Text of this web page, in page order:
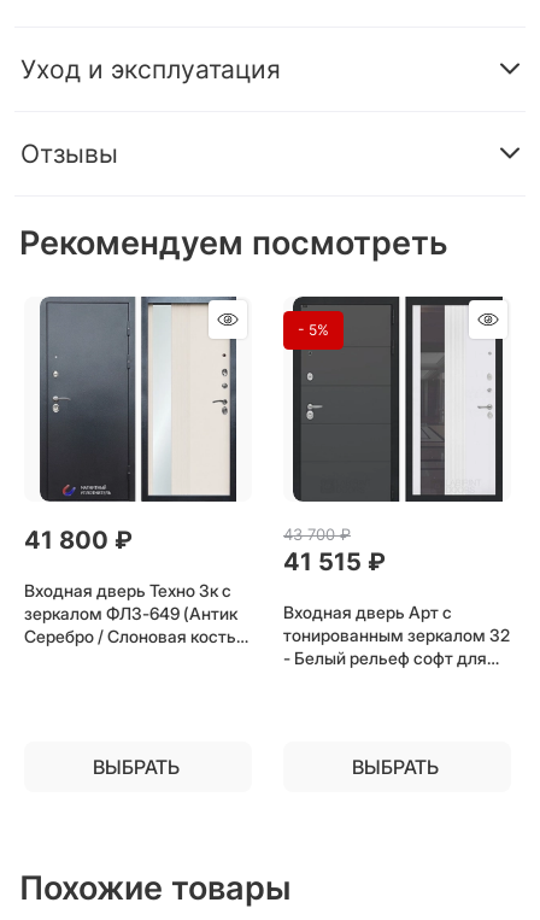
Уход и эксплуатация
Отзывы
Рекомендуем посмотреть
41 800 ₽
Входная дверь Техно 3к с
зеркалом ФЛЗ-649 (Антик
Серебро / Слоновая кость)
ВЫБРАТЬ
- 5%
43 700 ₽
41 515 ₽
Входная дверь Арт с
тонированным зеркалом 32
- Белый рельеф софт для
ВЫБРАТЬ
Похожие товары